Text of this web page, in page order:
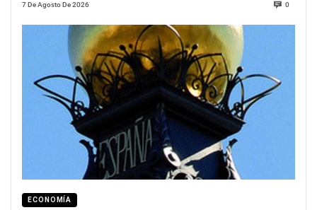
7 De Agosto De 2026 0
ECONOMÍA